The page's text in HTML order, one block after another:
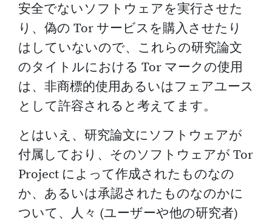
安全でないソフトウェアを実行させた
り、偽の Tor サービスを購入させたり
はしていないので、これらの研究論文
のタイトルにおける Tor マークの使用
は、非商標的使用あるいはフェアユース
として許容されると考えてます。
とはいえ、研究論文にソフトウェアが
付属しており、そのソフトウェアが Tor
Project によって作成されたものなの
か、あるいは承認されたものなのかに
ついて、人々 (ユーザーや他の研究者)